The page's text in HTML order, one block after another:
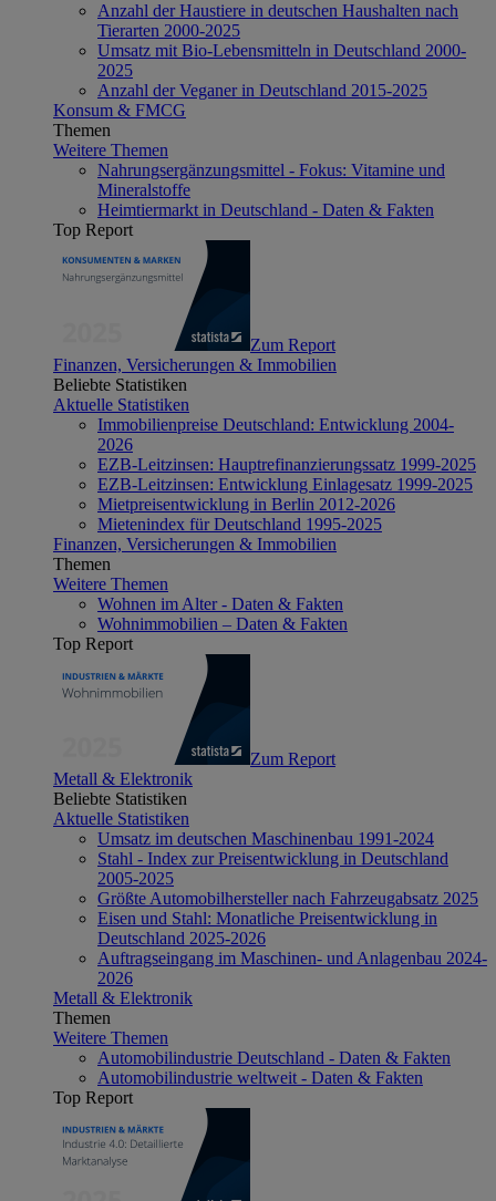
Anzahl der Haustiere in deutschen Haushalten nach
Tierarten 2000-2025
Umsatz mit Bio-Lebensmitteln in Deutschland 2000-
2025
Anzahl der Veganer in Deutschland 2015-2025
Konsum & FMCG
Themen
Weitere Themen
Nahrungsergänzungsmittel - Fokus: Vitamine und
Mineralstoffe
Heimtiermarkt in Deutschland - Daten & Fakten
Top Report
Zum Report
Finanzen, Versicherungen & Immobilien
Beliebte Statistiken
Aktuelle Statistiken
Immobilienpreise Deutschland: Entwicklung 2004-
2026
EZB-Leitzinsen: Hauptrefinanzierungssatz 1999-2025
EZB-Leitzinsen: Entwicklung Einlagesatz 1999-2025
Mietpreisentwicklung in Berlin 2012-2026
Mietenindex für Deutschland 1995-2025
Finanzen, Versicherungen & Immobilien
Themen
Weitere Themen
Wohnen im Alter - Daten & Fakten
Wohnimmobilien – Daten & Fakten
Top Report
Zum Report
Metall & Elektronik
Beliebte Statistiken
Aktuelle Statistiken
Umsatz im deutschen Maschinenbau 1991-2024
Stahl - Index zur Preisentwicklung in Deutschland
2005-2025
Größte Automobilhersteller nach Fahrzeugabsatz 2025
Eisen und Stahl: Monatliche Preisentwicklung in
Deutschland 2025-2026
Auftragseingang im Maschinen- und Anlagenbau 2024-
2026
Metall & Elektronik
Themen
Weitere Themen
Automobilindustrie Deutschland - Daten & Fakten
Automobilindustrie weltweit - Daten & Fakten
Top Report